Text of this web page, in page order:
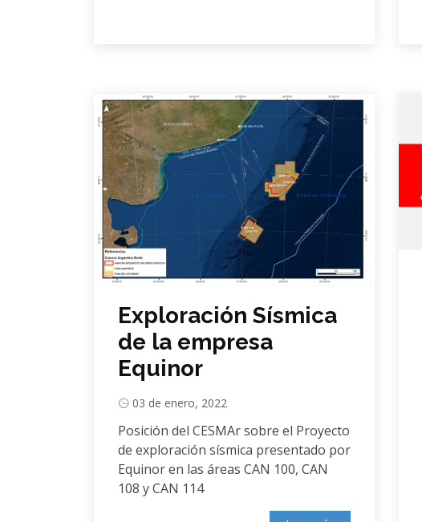
Exploración Sísmica
de la empresa
Equinor
03 de enero, 2022
Posición del CESMAr sobre el Proyecto
de exploración sísmica presentado por
Equinor en las áreas CAN 100, CAN
108 y CAN 114